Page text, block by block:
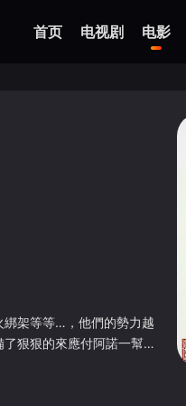
首页 电视剧 电影
綁架等等…，他們的勢力越
了狠狠的來應付阿諾一幫…